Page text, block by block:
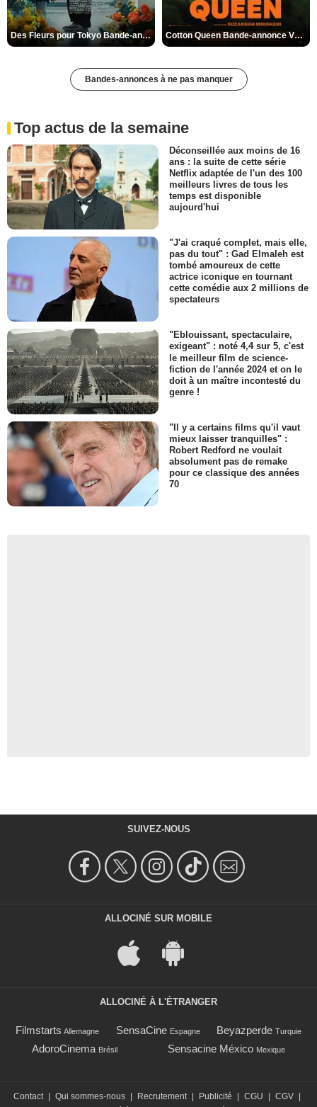
Des Fleurs pour Tokyo Bande-annonce VO STFR Cotton Queen Bande-annonce VO STFR
Bandes-annonces à ne pas manquer
Top actus de la semaine
Déconseillée aux moins de 16
ans : la suite de cette série
Netflix adaptée de l'un des 100
meilleurs livres de tous les
temps est disponible
aujourd'hui
"J'ai craqué complet, mais elle,
pas du tout" : Gad Elmaleh est
tombé amoureux de cette
actrice iconique en tournant
cette comédie aux 2 millions de
spectateurs
"Eblouissant, spectaculaire,
exigeant" : noté 4,4 sur 5, c'est
le meilleur film de science-
fiction de l'année 2024 et on le
doit à un maître incontesté du
genre !
"Il y a certains films qu'il vaut
mieux laisser tranquilles" :
Robert Redford ne voulait
absolument pas de remake
pour ce classique des années
70
SUIVEZ-NOUS
ALLOCINÉ SUR MOBILE
ALLOCINÉ À L'ÉTRANGER
Filmstarts Allemagne SensaCine Espagne Beyazperde Turquie
AdoroCinema Brésil Sensacine México Mexique
Contact Qui sommes-nous Recrutement Publicité CGU CGV